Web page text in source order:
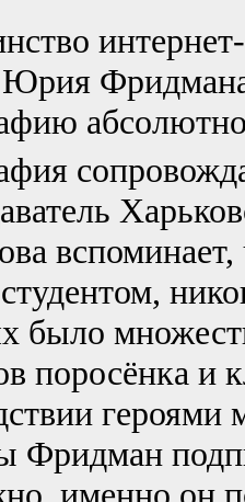
было
поросёнка и
Фридман